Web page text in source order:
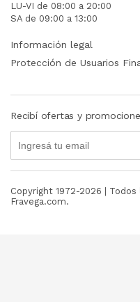
LU-VI de 08:00 a 20:00
SA de 09:00 a 13:00
Información legal
Protección de Usuarios
Recibí ofertas y
Copyright 1972-2026 |
Fravega.com.